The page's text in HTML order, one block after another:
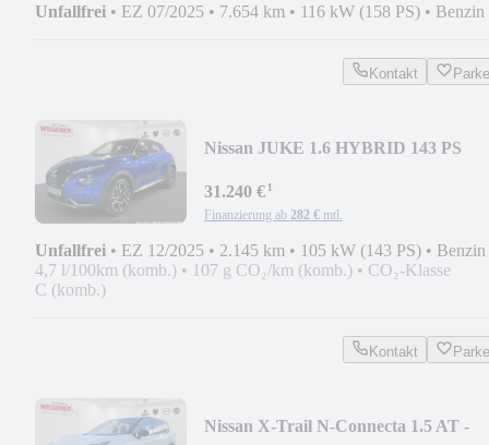
Unfallfrei • EZ 07/2025 • 7.654 km • 116 kW (158 PS) • Benzin
Kontakt
Nissan JUKE 1.6 HYBRID 143 PS
31.240 €¹
Finanzierung ab 282 € mtl.
Unfallfrei • EZ 12/2025 • 2.145 km • 105 kW (143 PS) • Benzin
4,7 l/100km (komb.) • 107 g CO₂/km (komb.) • CO₂-Klasse
C (komb.)
Kontakt
Nissan X-Trail N-Connecta 1.5 AT -